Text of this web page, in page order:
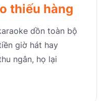
thiếu hàng
dồn toàn bộ
giờ hát hay
ngân, họ lại